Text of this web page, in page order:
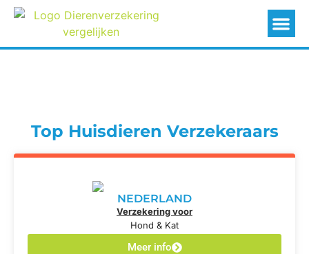
Top Huisdieren Verzekeraars
NEDERLAND
Verzekering voor
Hond & Kat
Meer info